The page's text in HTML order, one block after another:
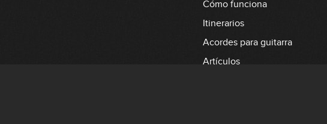
Cómo funciona
Itinerarios
Acordes para guitarra
Artículos